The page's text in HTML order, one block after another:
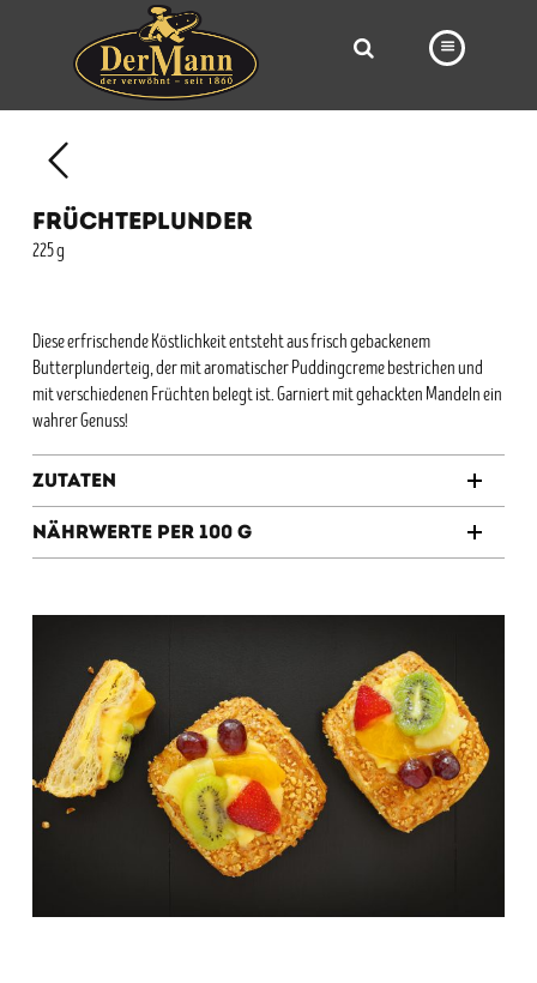
BÄCKEREI
VORBESTELLUNG
NEWS
FRÜCHTEPLUNDER
225 g
Diese erfrischende Köstlichkeit entsteht aus frisch gebackenem
Butterplunderteig, der mit aromatischer Puddingcreme bestrichen und
mit verschiedenen Früchten belegt ist. Garniert mit gehackten Mandeln ein
wahrer Genuss!
Zutaten
Nährwerte per 100 g